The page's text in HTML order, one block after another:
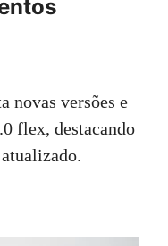
novas versões e
flex, destacando